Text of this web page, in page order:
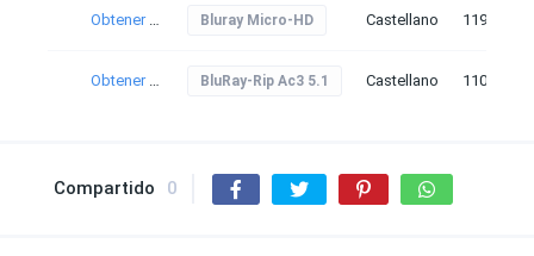
Obtener torrent Bluray Micro-HD Castellano 119
Obtener torrent BluRay-Rip Ac3 5.1 Castellano 110
Compartido 0